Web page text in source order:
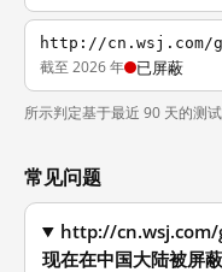
http://cn.wsj.com/
截至 2026 年 已屏蔽
所示判定基于最近 90 天的测
常见问题
http://
现在在中国大陆被屏